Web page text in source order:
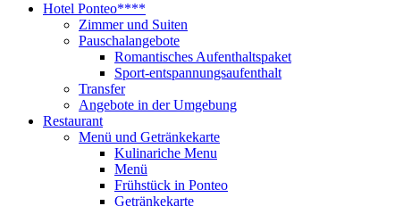
Hotel Ponteo****
Zimmer und Suiten
Pauschalangebote
Romantisches Aufenthaltspaket
Sport-entspannungsaufenthalt
Transfer
Angebote in der Umgebung
Restaurant
Menü und Getränkekarte
Kulinariche Menu
Menü
Frühstück in Ponteo
Getränkekarte